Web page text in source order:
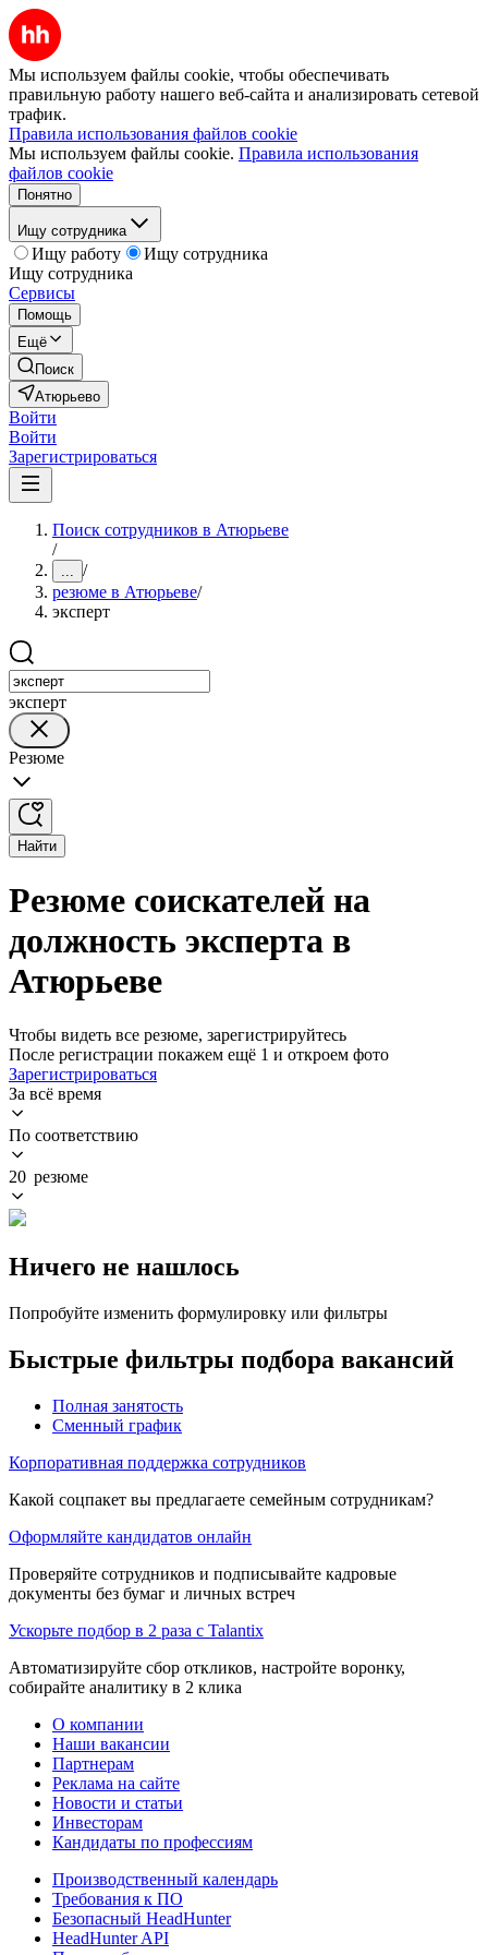
Мы используем файлы cookie, чтобы обеспечивать
правильную работу нашего веб-сайта и анализировать сетевой
трафик.
Правила использования файлов cookie
Мы используем файлы cookie. Правила использования
файлов cookie
Понятно
Ищу сотрудника
Ищу работу
Ищу сотрудника
Ищу сотрудника
Сервисы
Помощь
Ещё
Поиск
Атюрьево
Войти
Войти
Зарегистрироваться
Поиск сотрудников в Атюрьеве
/
... /
резюме в Атюрьеве/
эксперт
эксперт
Резюме
Найти
Резюме соискателей на
должность эксперта в
Атюрьеве
Чтобы видеть все резюме, зарегистрируйтесь
После регистрации покажем ещё 1 и откроем фото
Зарегистрироваться
За всё время
По соответствию
20 резюме
Ничего не нашлось
Попробуйте изменить формулировку или фильтры
Быстрые фильтры подбора вакансий
Полная занятость
Сменный график
Корпоративная поддержка сотрудников
Какой соцпакет вы предлагаете семейным сотрудникам?
Оформляйте кандидатов онлайн
Проверяйте сотрудников и подписывайте кадровые
документы без бумаг и личных встреч
Ускорьте подбор в 2 раза с Talantix
Автоматизируйте сбор откликов, настройте воронку,
собирайте аналитику в 2 клика
О компании
Наши вакансии
Партнерам
Реклама на сайте
Новости и статьи
Инвесторам
Кандидаты по профессиям
Производственный календарь
Требования к ПО
Безопасный HeadHunter
HeadHunter API